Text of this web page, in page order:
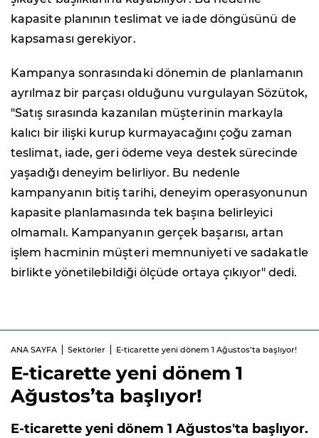
kapasite planının teslimat ve iade döngüsünü de
kapsaması gerekiyor.
Kampanya sonrasındaki dönemin de planlamanın
ayrılmaz bir parçası olduğunu vurgulayan Sözütok,
"Satış sırasında kazanılan müşterinin markayla
kalıcı bir ilişki kurup kurmayacağını çoğu zaman
teslimat, iade, geri ödeme veya destek sürecinde
yaşadığı deneyim belirliyor. Bu nedenle
kampanyanın bitiş tarihi, deneyim operasyonunun
kapasite planlamasında tek başına belirleyici
olmamalı. Kampanyanın gerçek başarısı, artan
işlem hacminin müşteri memnuniyeti ve sadakatle
birlikte yönetilebildiği ölçüde ortaya çıkıyor" dedi.
ANA SAYFA Sektörler E-ticarette yeni dönem 1 Ağustos’ta başlıyor!
E-ticarette yeni dönem 1
Ağustos’ta başlıyor!
E-ticarette yeni dönem 1 Ağustos'ta başlıyor.